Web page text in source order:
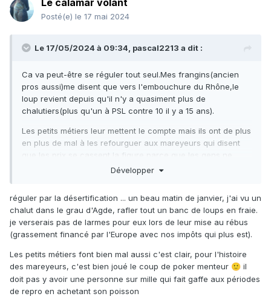
Le calamar volant
Posté(e) le 17 mai 2024
Le 17/05/2024 à 09:34, pascal2213 a dit :
Ca va peut-être se réguler tout seul.Mes frangins(ancien
pros aussi)me disent que vers l'embouchure du Rhône,le
loup revient depuis qu'il n'y a quasiment plus de
chalutiers(plus qu'un à PSL contre 10 il y a 15 ans).
Les petits métiers leur mettent le compte mais ils ont de plus
en plus de mal à les refourguer aux mareyeurs qui disent
que les prix se cassent la figure parce que les gens ne
veulent plus de poisson grainé.Bon avec les mareyeurs faut
Les grosses royales reviennent aussi mais là elle prennent
cher.
Développer
réguler par la désertification ... un beau matin de janvier, j'ai vu un
chalut dans le grau d'Agde, rafler tout un banc de loups en fraie.
je verserais pas de larmes pour eux lors de leur mise au rébus
(grassement financé par l'Europe avec nos impôts qui plus est).
Les petits métiers font bien mal aussi c'est clair, pour l'histoire
des mareyeurs, c'est bien joué le coup de poker menteur 🙂 il
doit pas y avoir une personne sur mille qui fait gaffe aux périodes
de repro en achetant son poisson